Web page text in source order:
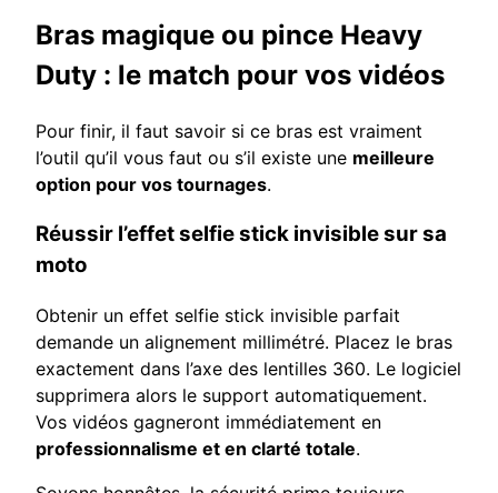
Bras magique ou pince Heavy
Duty : le match pour vos vidéos
Pour finir, il faut savoir si ce bras est vraiment
l’outil qu’il vous faut ou s’il existe une meilleure
option pour vos tournages.
Réussir l’effet selfie stick invisible sur sa
moto
Obtenir un effet selfie stick invisible parfait
demande un alignement millimétré. Placez le bras
exactement dans l’axe des lentilles 360. Le logiciel
supprimera alors le support automatiquement.
Vos vidéos gagneront immédiatement en
professionnalisme et en clarté totale.